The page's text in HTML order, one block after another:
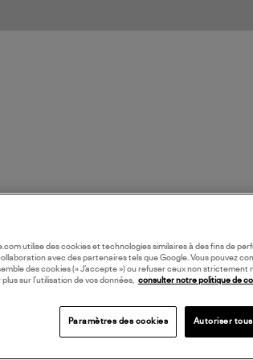
utilise des cookies et technologies similaires à des fins de
avec des partenaires tels que Google. Vous pouvez
des cookies (« J’accepte ») ou refuser ceux non strictement
plus sur l’utilisation de vos données,
consulter notre politique de
Paramètres des cookies Autoriser